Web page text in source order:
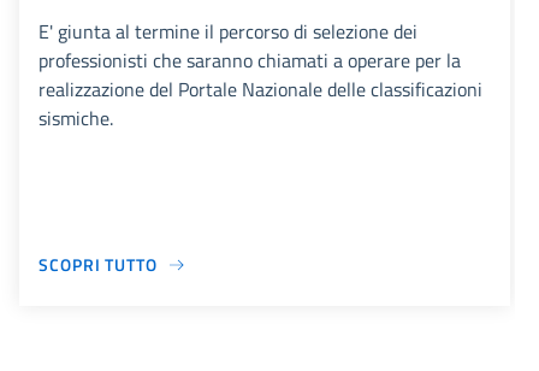
E' giunta al termine il percorso di selezione dei
professionisti che saranno chiamati a operare per la
realizzazione del Portale Nazionale delle classificazioni
sismiche.
SCOPRI TUTTO